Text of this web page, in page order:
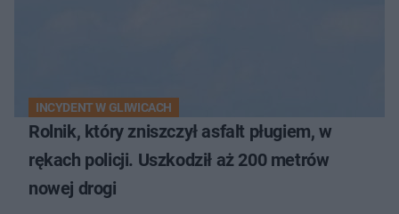
INCYDENT W GLIWICACH
Rolnik, który zniszczył asfalt pługiem, w
rękach policji. Uszkodził aż 200 metrów
nowej drogi